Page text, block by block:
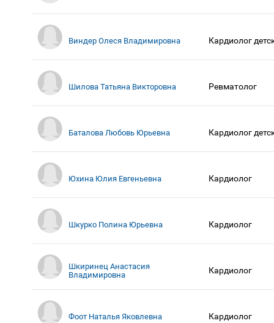
Виндер Олеся Владимировна Кардиолог
Шилова Татьяна Викторовна Ревматолог
Баталова Любовь Юрьевна Кардиолог
Юхина Юлия Евгеньевна Кардиолог
Шкурко Полина Юрьевна Кардиолог
Шкиринец Анастасия
Владимировна
Кардиолог
Фоот Наталья Яковлевна Кардиолог